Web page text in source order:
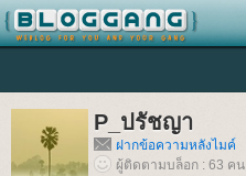
P_ปรัชญา
ฝากข้อความหลังไมค์
ผู้ติดตามบล็อก : 63 คน